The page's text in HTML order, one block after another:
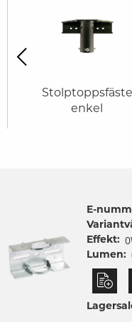
Stolptoppsfäste
enkel
E-
Effekt:
Lumen: